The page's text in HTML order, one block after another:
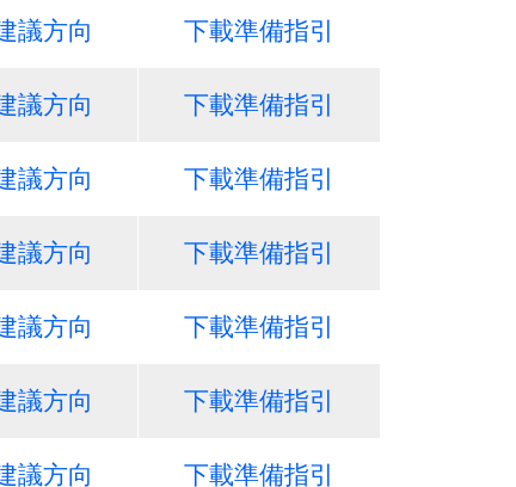
議方向 下載準備指引
議方向 下載準備指引
議方向 下載準備指引
議方向 下載準備指引
議方向 下載準備指引
議方向 下載準備指引
議方向 下載準備指引